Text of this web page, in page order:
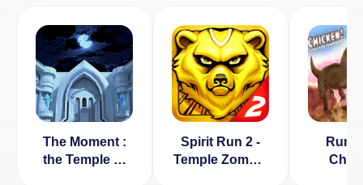
The Moment :
the Temple of
Spirit Run 2 -
Temple Zombie
Run,